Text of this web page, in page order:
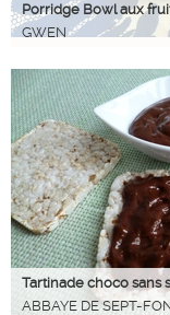
Porridge Bowl aux
GWEN
Tartinade choco sans
ABBAYE DE SEPT-